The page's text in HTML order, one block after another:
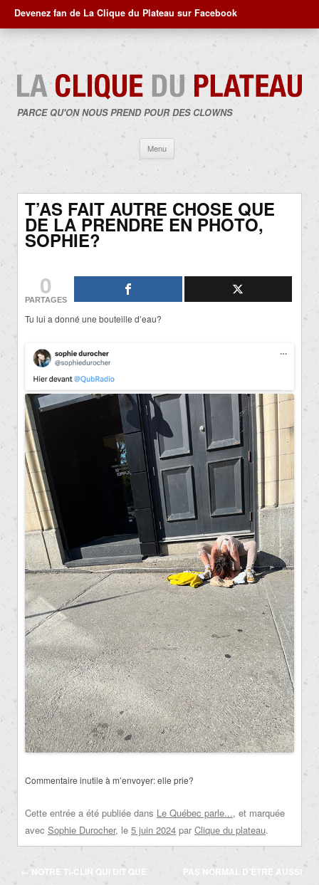
Devenez fan de La Clique du Plateau sur Facebook
PARCE QU'ON NOUS PREND POUR DES CLOWNS
Menu
contenu
T’AS FAIT AUTRE CHOSE QUE
DE LA PRENDRE EN PHOTO,
SOPHIE?
0
PARTAGES
Tu lui a donné une bouteille d’eau?
Commentaire inutile à m’envoyer: elle prie?
Cette entrée a été publiée dans Le Québec parle..., et marquée
avec Sophie Durocher, le 5 juin 2024 par Clique du plateau.
Navigation
← NOTRE TI-CLIN QUI DIT QUE
PAS NORMAL D’ÊTRE AUSSI